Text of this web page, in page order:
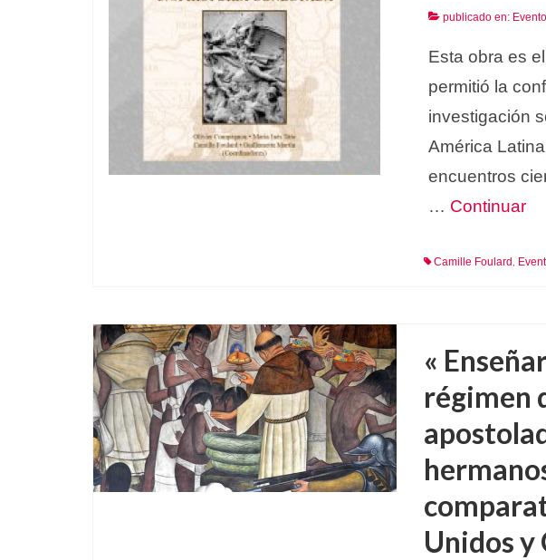
publicado en:
Esta obra es
permitió la
investigación
América
encuentros
… Continuar
Camille Foulard
«
régimen
Unidos